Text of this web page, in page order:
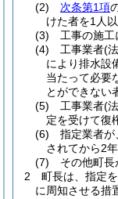
(2)
次条第1項
けた者を1人
(3)
工事の施工
(4)
工事業者(
により排水設
当たって必要
とができない
(5)
工事業者(
定を受けて復
(6)
指定業者が
されてから2
(7)
その他町長
2
町長は、指定
に周知させる措